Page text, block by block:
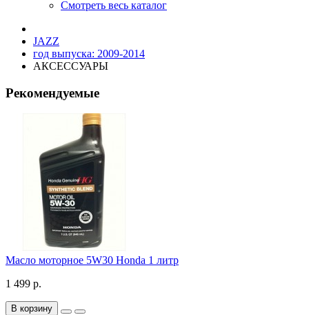
Смотреть весь каталог
JAZZ
год выпуска: 2009-2014
АКСЕССУАРЫ
Рекомендуемые
Масло моторное 5W30 Honda 1 литр
1 499 р.
В корзину